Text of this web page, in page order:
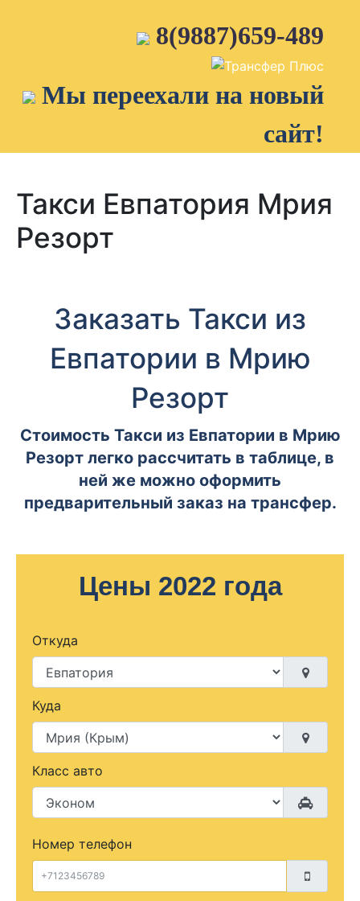
8(9887)659-489
Мы переехали на новый
сайт!
Такси Евпатория Мрия
Резорт
Заказать Такси из
Евпатории в Мрию
Резорт
Стоимость Такси из Евпатории в Мрию
Резорт легко рассчитать в таблице, в
ней же можно оформить
предварительный заказ на трансфер.
Цены 2022 года
Откуда
Куда
Класс авто
Номер телефон